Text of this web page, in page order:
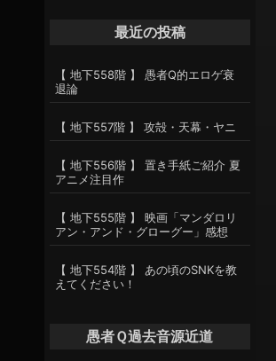
最近の投稿
【 地下558階 】 愚者Q的エロゲ衰
退論
【 地下557階 】 攻殻・天幕・ヤニ
【 地下556階 】 置き手紙ご紹介 夏
アニメ注目作
【 地下555階 】 映画「マンダロリ
アン・アンド・グローグー」感想
【 地下554階 】 あの頃のSNKを教
えてください！
愚者Ｑ過去音源近道